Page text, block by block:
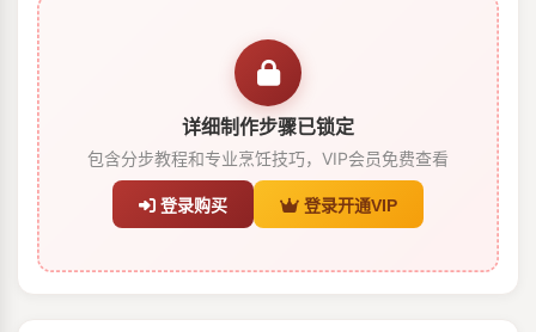
详细制作步骤已锁定
包含分步教程和专业烹饪技巧，VIP会员免费查看
登录购买 登录开通VIP